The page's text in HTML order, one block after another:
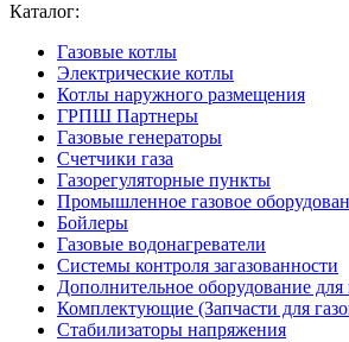
Каталог:
Газовые котлы
Электрические котлы
Котлы наружного размещения
ГРПШ Партнеры
Газовые генераторы
Счетчики газа
Газорегуляторные пункты
Промышленное газовое
Бойлеры
Газовые водонагреватели
Системы контроля загазованности
Дополнительное оборудование
Комплектующие (Запчасти для
Стабилизаторы напряжения